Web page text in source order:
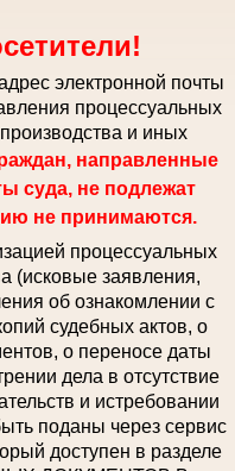
электронной почты
процессуальных
и иных
направленные
суда, не подлежат
не принимаются.
процессуальных
(исковые заявления,
об ознакомлении с
судебных актов, о
о переносе даты
дела в отсутствие
и истребовании
поданы через сервис
доступен в разделе